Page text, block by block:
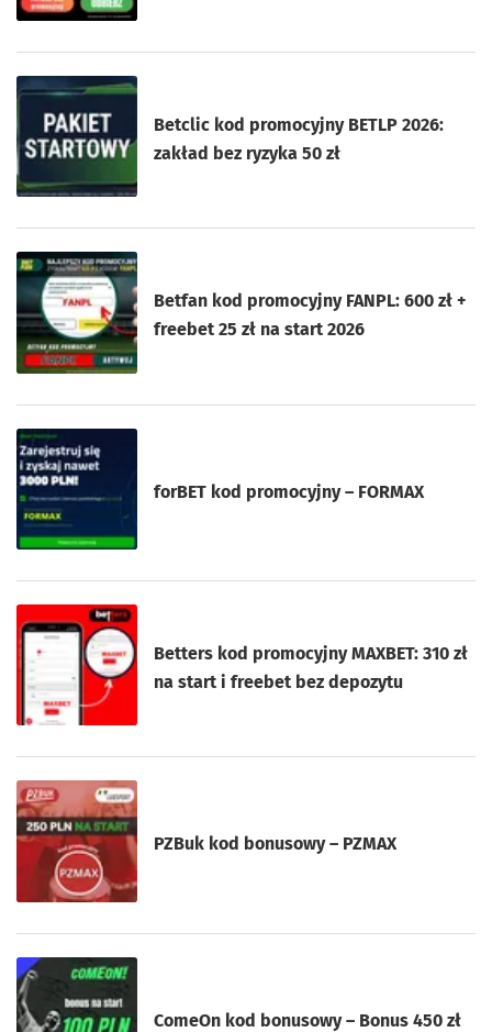
Betclic kod promocyjny BETLP 2026:
zakład bez ryzyka 50 zł
Betfan kod promocyjny FANPL: 600 zł +
freebet 25 zł na start 2026
forBET kod promocyjny – FORMAX
Betters kod promocyjny MAXBET: 310 zł
na start i freebet bez depozytu
PZBuk kod bonusowy – PZMAX
ComeOn kod bonusowy – Bonus 450 zł